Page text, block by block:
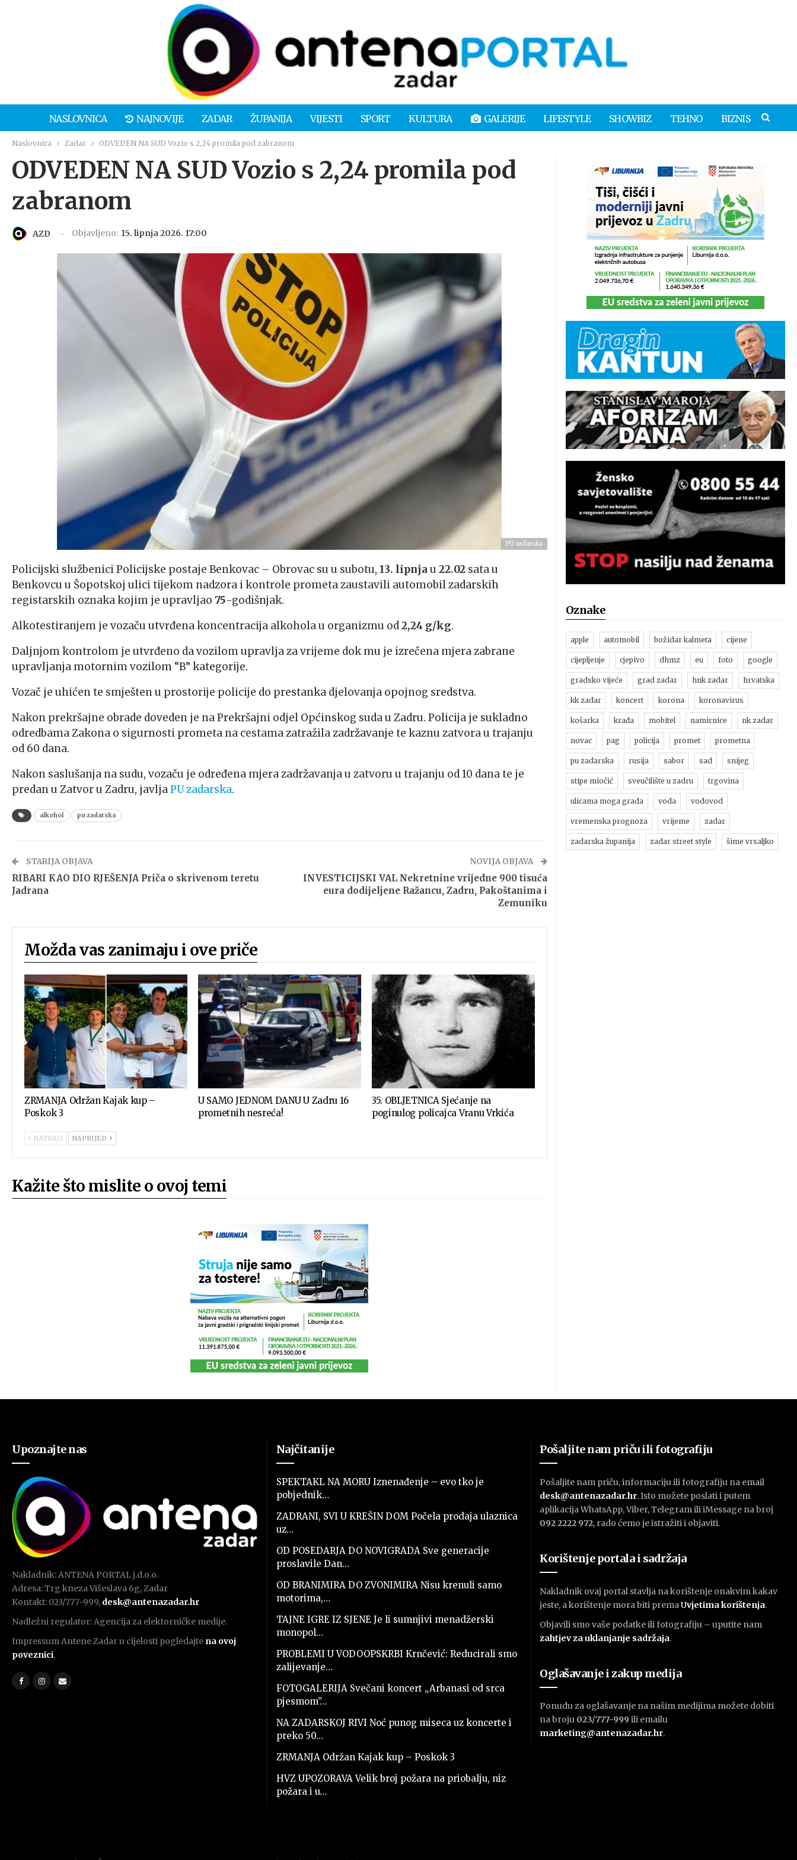
NASLOVNICA NAJNOVIJE ZADAR ŽUPANIJA VIJESTI SPORT KULTURA GALERIJE LIFESTYLE SHOWBIZ TEHNO BIZNIS
Naslovnica Zadar ODVEDEN NA SUD Vozio s 2,24 promila pod zabranom
ODVEDEN NA SUD Vozio s 2,24 promila pod
zabranom
AZD Objavljeno: 15. lipnja 2026. 17:00
PU zadarska
Policijski službenici Policijske postaje Benkovac – Obrovac su u subotu, 13. lipnja u 22.02 sata u
Benkovcu u Šopotskoj ulici tijekom nadzora i kontrole prometa zaustavili automobil zadarskih
registarskih oznaka kojim je upravljao 75-godišnjak.
Alkotestiranjem je vozaču utvrđena koncentracija alkohola u organizmu od2,24 g/kg.
Daljnjom kontrolom je utvrđeno da vozilom upravlja za vrijeme dok mu je izrečena mjera zabrane
upravljanja motornim vozilom “B” kategorije.
Vozač je uhićen te smješten u prostorije policije do prestanka djelovanja opojnog sredstva.
Nakon prekršajne obrade doveden je na Prekršajni odjel Općinskog suda u Zadru. Policija je sukladno
odredbama Zakona o sigurnosti prometa na cestama zatražila zadržavanje te kaznu zatvora u trajanju
od 60 dana.
Nakon saslušanja na sudu, vozaču je određena mjera zadržavanja u zatvoru u trajanju od 10 dana te je
predan u Zatvor u Zadru, javljaPU zadarska.
alkohol pu zadarska
STARIJA OBJAVA
RIBARI KAO DIO RJEŠENJA Priča o skrivenom teretu
Jadrana
NOVIJA OBJAVA
INVESTICIJSKI VAL Nekretnine vrijedne 900 tisuća
eura dodijeljene Ražancu, Zadru, Pakoštanima i
Zemuniku
Možda vas zanimaju i ove priče
ZRMANJA Održan Kajak kup –
Poskok 3
U SAMO JEDNOM DANU U Zadru 16
prometnih nesreća!
35. OBLJETNICA Sjećanje na
poginulog policajca Vranu Vrkića
NATRAG NAPRIJED
Kažite što mislite o ovoj temi
Oznake
apple automobil božidar kalmeta cijene
cijepljenje cjepivo dhmz eu foto google
gradsko vijeće grad zadar hnk zadar hrvatska
kk zadar koncert korona koronavirus
košarka krađa mobitel namirnice nk zadar
novac pag policija promet prometna
pu zadarska rusija sabor sad snijeg
stipe miočić sveučilište u zadru trgovina
ulicama moga grada voda vodovod
vremenska prognoza vrijeme zadar
zadarska županija zadar street style šime vrsaljko
Upoznajte nas
Nakladnik: ANTENA PORTAL j.d.o.o.
Adresa: Trg kneza Višeslava 6g, Zadar
Kontakt: 023/777-999, desk@antenazadar.hr
Nadležni regulator: Agencija za elektorničke medije.
Impressum Antene Zadar u cijelosti pogledajte na ovoj
poveznici.
Najčitanije
SPEKTAKL NA MORU Iznenađenje – evo tko je
pobjednik…
ZADRANI, SVI U KREŠIN DOM Počela prodaja ulaznica
uz…
OD POSEDARJA DO NOVIGRADA Sve generacije
proslavile Dan…
OD BRANIMIRA DO ZVONIMIRA Nisu krenuli samo
motorima,…
TAJNE IGRE IZ SJENE Je li sumnjivi menadžerski
monopol…
PROBLEMI U VODOOPSKRBI Krnčević: Reducirali smo
zalijevanje…
FOTOGALERIJA Svečani koncert „Arbanasi od srca
pjesmom”…
NA ZADARSKOJ RIVI Noć punog miseca uz koncerte i
preko 50…
ZRMANJA Održan Kajak kup – Poskok 3
HVZ UPOZORAVA Velik broj požara na priobalju, niz
požara i u…
Pošaljite nam priču ili fotografiju
Pošaljite nam priču, informaciju ili fotografiju na email
desk@antenazadar.hr. Isto možete poslati i putem
aplikacija WhatsApp, Viber, Telegram ili iMessage na broj
092 2222 972, rado ćemo je istražiti i objaviti.
Korištenje portala i sadržaja
Nakladnik ovaj portal stavlja na korištenje onakvim kakav
jeste, a korištenje mora biti premaUvjetima korištenja.
Objavili smo vaše podatke ili fotografiju – uputite nam
zahtjev za uklanjanje sadržaja.
Oglašavanje i zakup medija
Ponudu za oglašavanje na našim medijima možete dobiti
na broju 023/777-999 ili emailu
marketing@antenazadar.hr.